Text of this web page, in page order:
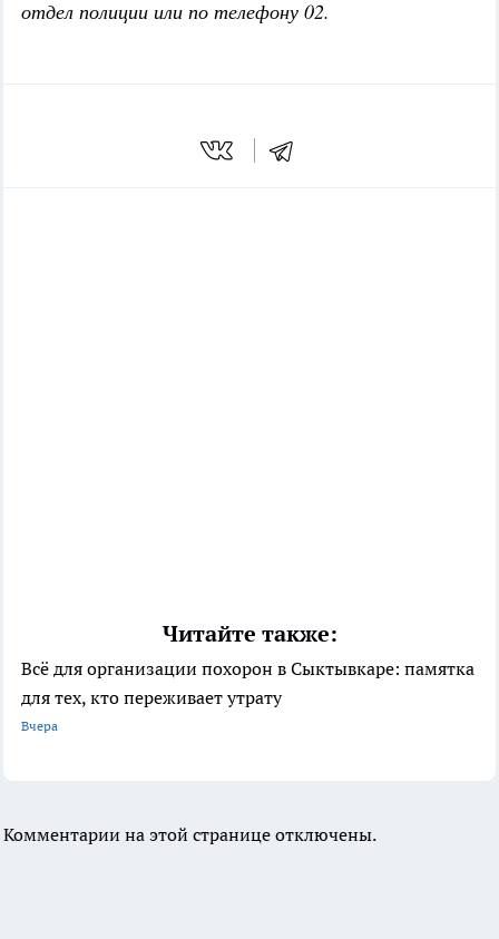
отдел полиции или по телефону 02.
Читайте также:
Всё для организации похорон в Сыктывкаре: памятка
для тех, кто переживает утрату
Вчера
Комментарии на этой странице отключены.